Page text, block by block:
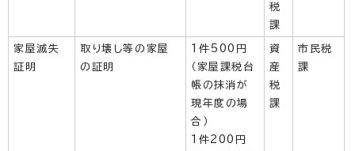
税
課
家屋滅失
証明
取り壊し等の家屋
の証明
1件500円
（家屋課税台
帳の抹消が
現年度の場
合）
1件200円
資
産
税
課
市民税
課